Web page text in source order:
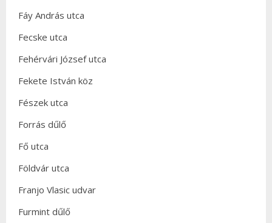
Fáy András utca
Fecske utca
Fehérvári József utca
Fekete István köz
Fészek utca
Forrás dűlő
Fő utca
Földvár utca
Franjo Vlasic udvar
Furmint dűlő